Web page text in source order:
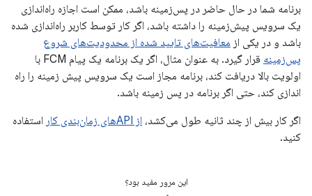
برنامه شما در حال حاضر در پس‌زمینه باشد، ممکن است اجازه راه‌اندازی
یک سرویس پیش‌زمینه را داشته باشد، اگر کار توسط کاربر راه‌اندازی شده
باشد و در یکی از معافیت‌های تایید شده از محدودیت‌های شروع
پس‌زمینه
قرار گیرد. به عنوان مثال، اگر یک برنامه یک پیام FCM با
اولویت بالا دریافت کند، برنامه مجاز است یک سرویس پیش زمینه را راه
اندازی کند، حتی اگر برنامه در پس زمینه باشد.
اگر کار بیش از چند ثانیه طول می‌کشد، از APIهای زمان‌بندی کار
استفاده
کنید.
این مرور مفید بود؟